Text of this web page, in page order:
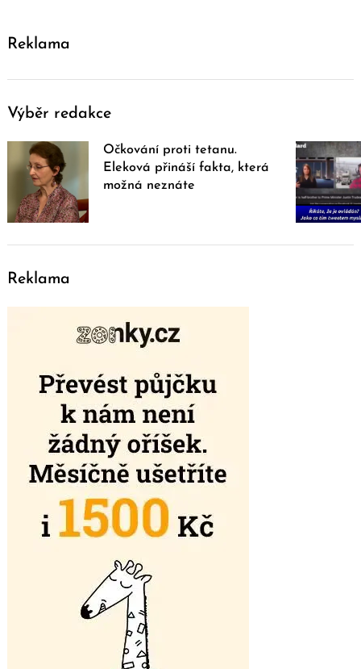
Reklama
Výběr redakce
Očkování proti tetanu.
Eleková přináší fakta, která
možná neznáte
Reklama